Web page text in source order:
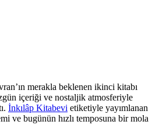
merakla beklenen ikinci kitabı
içeriği ve nostaljik atmosferiyle
İnkılâp Kitabevi etiketiyle yayımlanan
ve bugünün hızlı temposuna bir mola